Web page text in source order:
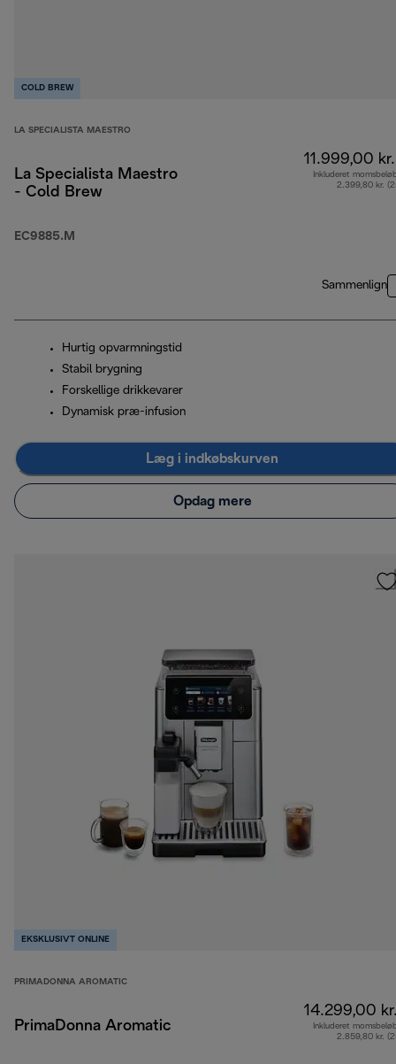
COLD BREW
LA SPECIALISTA MAESTRO
La Specialista Maestro
- Cold Brew
EC9885.M
11.999,00 kr.
Inkluderet
2.399,80 kr.
Sammenlign
Hurtig opvarmningstid
Stabil brygning
Forskellige drikkevarer
Dynamisk præ-infusion
Læg i indkøbskurven
Opdag mere
EKSKLUSIVT ONLINE
PRIMADONNA AROMATIC
PrimaDonna Aromatic
14.299,00
Inkluderet
2.859,80 kr.